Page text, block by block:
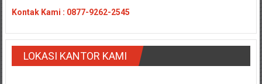
Payakumbung/
pati/
Sarilamak/
Hulu
Kontak Kami : 0877-9262-2545
LOKASI KANTOR KAMI